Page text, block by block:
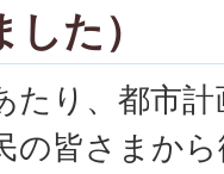
た）
たり、都市
の皆さまか